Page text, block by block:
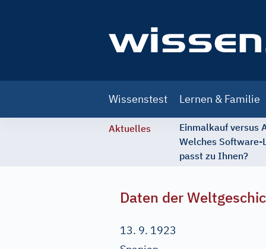
navigation
Wissenstest Lernen & Familie
Aktuelles
Einmalkauf versus
Welches Software-
passt zu Ihnen?
Daten der
13. 9. 1923